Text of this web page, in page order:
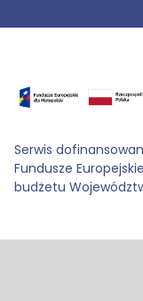
Serwis
Fundusze
budżetu